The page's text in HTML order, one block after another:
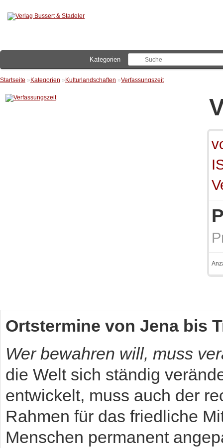
Kategorien
Startseite » Kategorien » Kulturlandschaften »Verfassungszeit
Ortstermine von Jena bis
Wer bewahren will, muss
die Welt sich ständig
entwickelt, muss auch der
Rahmen für das friedliche
Menschen permanent